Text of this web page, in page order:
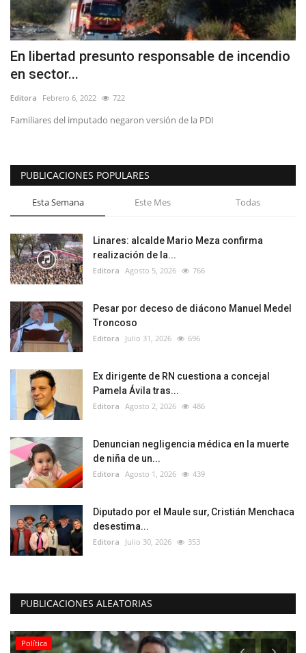
En libertad presunto responsable de incendio
en sector...
Editora Febrero 6, 2022 722
Familiares del imputado negaron versión de la PDI
PUBLICACIONES POPULARES
Esta Semana Este Mes Todas
Linares: alcalde Mario Meza confirma
realización de la...
Editora Agosto 5, 2026 766
Pesar por deceso de diácono Manuel Medel
Troncoso
Editora Julio 31, 2026 696
Ex dirigente de RN cuestiona a concejal
Pamela Ávila tras...
Editora Agosto 2, 2026 486
Denuncian negligencia médica en la muerte
de niña de un...
Editora Agosto 1, 2026 439
Diputado por el Maule sur, Cristián Menchaca
desestima...
Editora Julio 30, 2026 353
PUBLICACIONES ALEATORIAS
Política